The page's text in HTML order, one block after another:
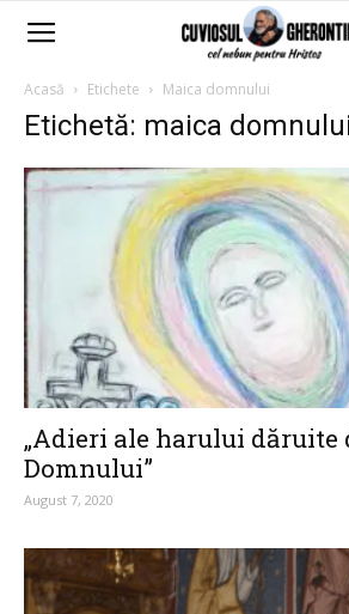
Acasă Etichete Maica domnului
Etichetă: maica
„Adieri ale harului dăruite
Domnului”
August 7, 2020